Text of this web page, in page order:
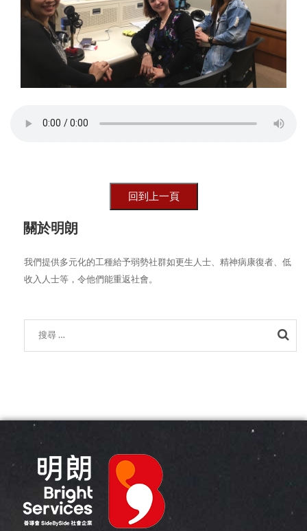
關於明朗
我們提供多元化的工種給予弱勢社群如更生人士、精神病康復者、低
收入人士等，令他們能重返社會。